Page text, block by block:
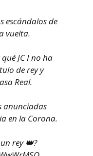
escándalos de
vuelta.
JC I no ha
de rey y
Real.
anunciadas
en la Corona.
rey 👑?